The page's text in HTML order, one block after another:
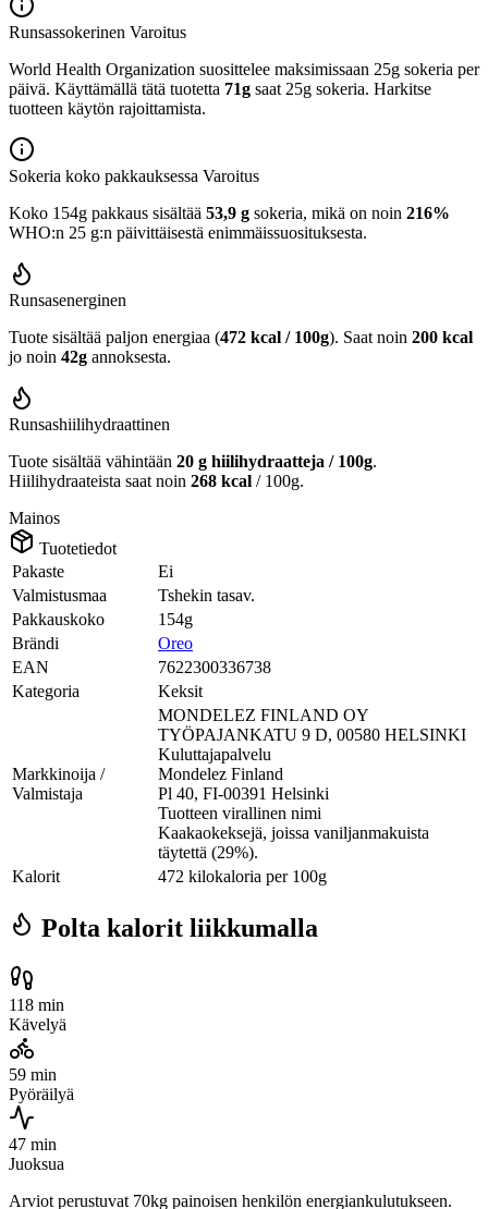
Runsassokerinen Varoitus
World Health Organization suosittelee maksimissaan 25g sokeria per
päivä. Käyttämällä tätä tuotetta 71g saat 25g sokeria. Harkitse
tuotteen käytön rajoittamista.
Sokeria koko pakkauksessa Varoitus
Koko 154g pakkaus sisältää 53,9 g sokeria, mikä on noin 216%
WHO:n 25 g:n päivittäisestä enimmäissuosituksesta.
Runsasenerginen
Tuote sisältää paljon energiaa (472 kcal / 100g). Saat noin 200 kcal
jo noin 42g annoksesta.
Runsashiilihydraattinen
Tuote sisältää vähintään 20 g hiilihydraatteja / 100g.
Hiilihydraateista saat noin 268 kcal / 100g.
Mainos
Tuotetiedot
Pakaste
Ei
Valmistusmaa
Tshekin tasav.
Pakkauskoko
154g
Brändi
Oreo
EAN
7622300336738
Kategoria
Keksit
Markkinoija /
Valmistaja
MONDELEZ FINLAND OY
TYÖPAJANKATU 9 D, 00580 HELSINKI
Kuluttajapalvelu
Mondelez Finland
Pl 40, FI-00391 Helsinki
Tuotteen virallinen nimi
Kaakaokeksejä, joissa vaniljanmakuista
täytettä (29%).
Kalorit
472 kilokaloria per 100g
Polta kalorit liikkumalla
118 min
Kävelyä
59 min
Pyöräilyä
47 min
Juoksua
Arviot perustuvat 70kg painoisen henkilön energiankulutukseen.